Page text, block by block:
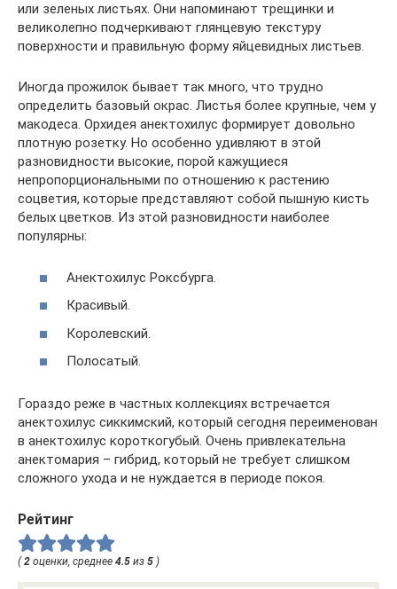
или зеленых листьях. Они напоминают трещинки и
великолепно подчеркивают глянцевую текстуру
поверхности и правильную форму яйцевидных листьев.
Иногда прожилок бывает так много, что трудно
определить базовый окрас. Листья более крупные, чем у
макодеса. Орхидея анектохилус формирует довольно
плотную розетку. Но особенно удивляют в этой
разновидности высокие, порой кажущиеся
непропорциональными по отношению к растению
соцветия, которые представляют собой пышную кисть
белых цветков. Из этой разновидности наиболее
популярны:
Анектохилус Роксбурга.
Красивый.
Королевский.
Полосатый.
Гораздо реже в частных коллекциях встречается
анектохилус сиккимский, который сегодня переименован
в анектохилус короткогубый. Очень привлекательна
анектомария – гибрид, который не требует слишком
сложного ухода и не нуждается в периоде покоя.
Рейтинг
( 2 оценки, среднее 4.5 из 5 )